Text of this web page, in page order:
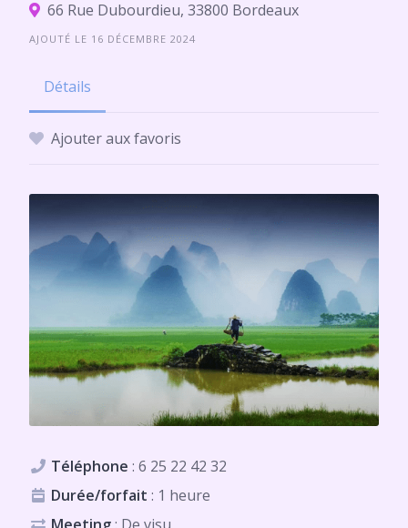
66 Rue Dubourdieu, 33800 Bordeaux
AJOUTÉ LE 16 DÉCEMBRE 2024
Détails
Ajouter aux favoris
Téléphone : 6 25 22 42 32
Durée/forfait : 1 heure